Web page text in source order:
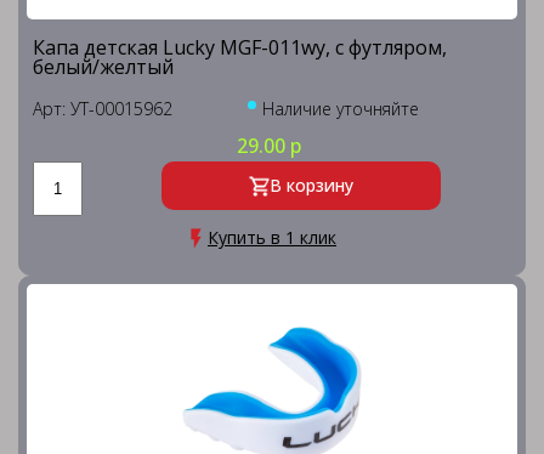
Капа детская Lucky MGF-011wy, с футляром,
белый/желтый
Арт: УТ-00015962 Наличие уточняйте
29.00 р
В корзину
Купить в 1 клик